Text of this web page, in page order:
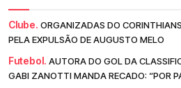
Clube. ORGANIZADAS DO
PELA EXPULSÃO DE AUGUSTO MELO
Futebol. AUTORA DO GOL DA
GABI ZANOTTI MANDA RECADO: “POR